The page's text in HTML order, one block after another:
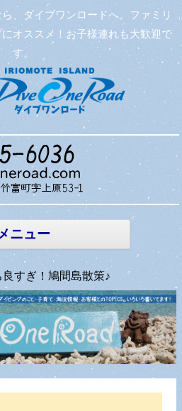
、ダイブワンロードへ。ファミリ
オススメ！お子様連れも大歓迎で
す。
ニュー
コンテン
すぎ！鳩間島散策♪